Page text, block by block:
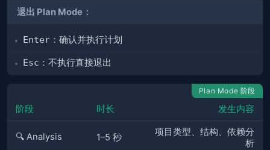
退出 Plan Mode：
Enter ：确认并执行计划
Esc ：不执行直接退出
Plan Mode 阶段
阶段 时长 发生内容
🔍 Analysis 1–5 秒
项目类型、结构、依赖分
析